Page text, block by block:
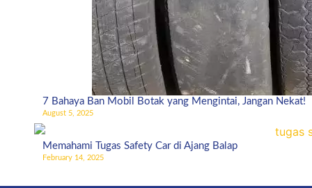
7 Bahaya Ban Mobil Botak yang Mengintai, Jangan Nekat!
August 5, 2025
Memahami Tugas Safety Car di Ajang Balap
February 14, 2025